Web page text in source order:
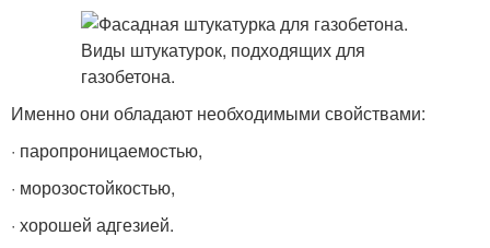
Именно они обладают необходимыми свойствами:
· паропроницаемостью,
· морозостойкостью,
· хорошей адгезией.